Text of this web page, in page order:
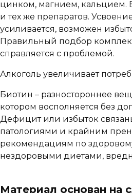
цинком, магнием, кальцием.
и тех же препаратов.
усиливается, возможен
Правильный подбор
справляется с проблемой.
Алкоголь увеличивает
Биотин – разностороннее
котором восполняется без
Дефицит или избыток
патологиями и крайним
рекомендациям по
нездоровыми диетами,
Материал основан на